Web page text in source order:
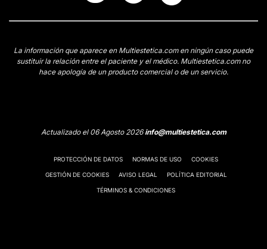
La información que aparece en Multiestetica.com en ningún caso puede
sustituir la relación entre el paciente y el médico. Multiestetica.com no
hace apología de un producto comercial o de un servicio.
Actualizado el 06 Agosto 2026info@multiestetica.com
PROTECCIÓN DE DATOS NORMAS DE USO COOKIES
GESTIÓN DE COOKIES AVISO LEGAL POLÍTICA EDITORIAL
TÉRMINOS & CONDICIONES